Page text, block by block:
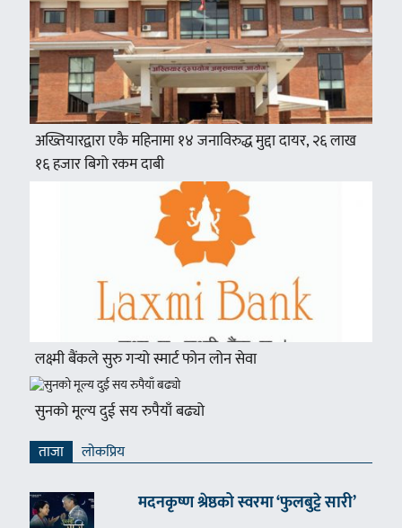
अख्तियारद्वारा एकै महिनामा १४ जनाविरुद्ध मुद्दा दायर, २६ लाख
१६ हजार बिगो रकम दाबी
लक्ष्मी बैंकले सुरु गर्‍यो स्मार्ट फोन लोन सेवा
सुनको मूल्य दुई सय रुपैयाँ बढ्यो
ताजा लाेकप्रिय
मदनकृष्ण श्रेष्ठको स्वरमा ‘फुलबुट्टे सारी’